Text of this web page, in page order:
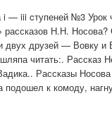
i — iii cтупеней №3 Урок
Н.Н. Носова?
двух друзей — Вовку и
читать:. Рассказ
Рассказы Носова
подошел к комоду,